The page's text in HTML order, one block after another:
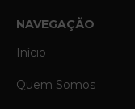
NAVEGAÇÃO
Início
Quem Somos